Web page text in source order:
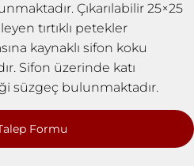
Çıkarılabilir 25×25
tırtıklı petekler
kaynaklı sifon koku
Sifon üzerinde katı
süzgeç bulunmaktadır.
Formu